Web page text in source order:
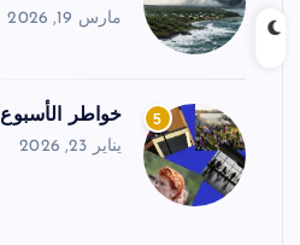
مارس 19, 2026
5 خواطر الأسبوع 23 يناير 2026
يناير 23, 2026